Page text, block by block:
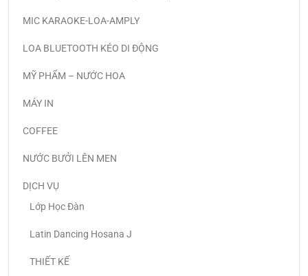
MIC KARAOKE-LOA-AMPLY
LOA BLUETOOTH KÉO DI ĐỘNG
MỸ PHẨM – NƯỚC HOA
MÁY IN
COFFEE
NƯỚC BƯỞI LÊN MEN
DỊCH VỤ
Lớp Học Đàn
Latin Dancing Hosana J
THIẾT KẾ